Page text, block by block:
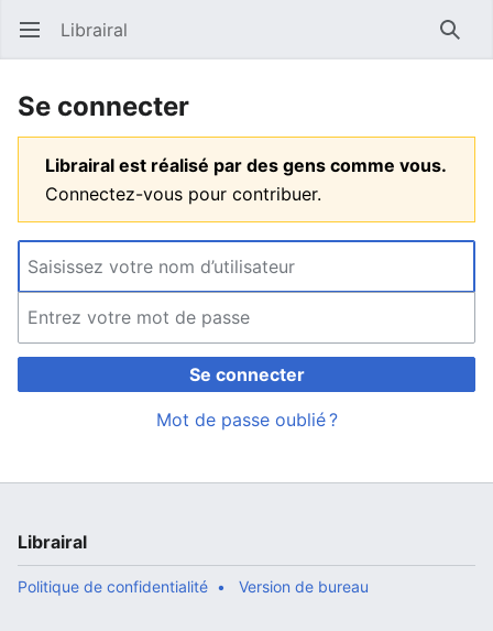
Ouvrir le menu principal Librairal
Se connecter
Librairal est réalisé par des gens comme vous.
Connectez-vous pour contribuer.
Se connecter
Mot de passe oublié ?
Librairal
Politique de confidentialité Version de bureau